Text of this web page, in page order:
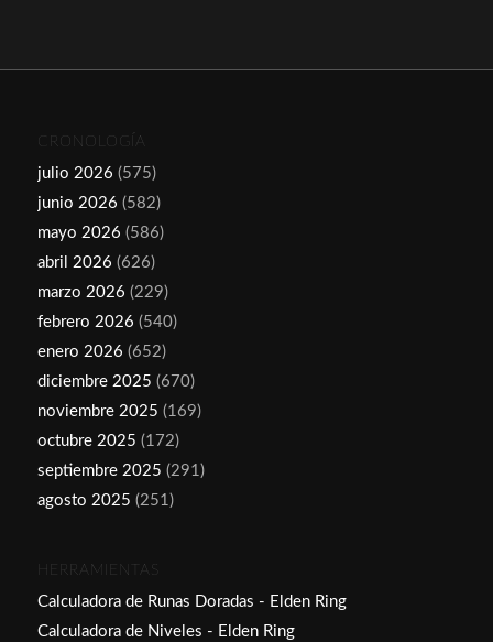
CRONOLOGÍA
julio 2026 (575)
junio 2026 (582)
mayo 2026 (586)
abril 2026 (626)
marzo 2026 (229)
febrero 2026 (540)
enero 2026 (652)
diciembre 2025 (670)
noviembre 2025 (169)
octubre 2025 (172)
septiembre 2025 (291)
agosto 2025 (251)
HERRAMIENTAS
Calculadora de Runas Doradas - Elden Ring
Calculadora de Niveles - Elden Ring